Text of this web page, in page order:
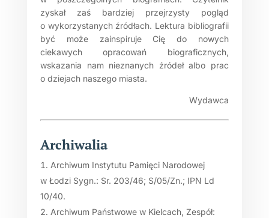
zyskał zaś bardziej przejrzysty pogląd
o wykorzystanych źródłach. Lektura bibliografii
być może zainspiruje Cię do nowych
ciekawych opracowań biograficznych,
wskazania nam nieznanych źródeł albo prac
o dziejach naszego miasta.
Wydawca
Archiwalia
Archiwum Instytutu Pamięci Narodowej
w Łodzi Sygn.: Sr. 203/46; S/05/Zn.; IPN Ld
10/40.
Archiwum Państwowe w Kielcach, Zespół: